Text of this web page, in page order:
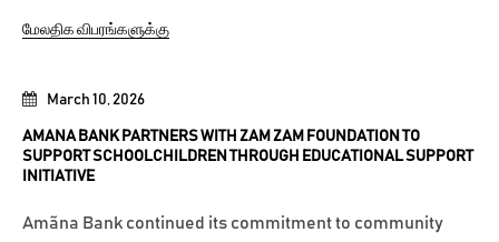
March 10, 2026
AMANA BANK PARTNERS WITH ZAM ZAM FOUNDATION TO
SUPPORT SCHOOLCHILDREN THROUGH EDUCATIONAL SUPPORT
INITIATIVE
Amãna Bank continued its commitment to community
மேலதிக விபரங்களுக்கு